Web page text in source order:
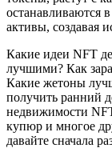
останавливаются
активы, создавая
Какие идеи NFT
лучшими? Как
Какие жетоны
получить ранний
недвижимости
купюр и многое
давайте сначала